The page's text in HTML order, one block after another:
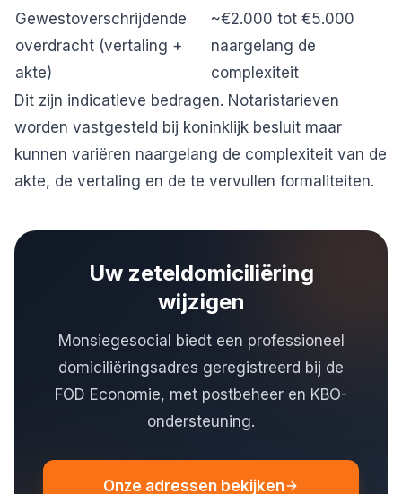
Gewestoverschrijdende
overdracht (vertaling +
akte)
~€2.000 tot €5.000
naargelang de
complexiteit
Dit zijn indicatieve bedragen. Notaristarieven
worden vastgesteld bij koninklijk besluit maar
kunnen variëren naargelang de complexiteit van de
akte, de vertaling en de te vervullen formaliteiten.
Uw zeteldomiciliëring
wijzigen
Monsiegesocial biedt een professioneel
domiciliëringsadres geregistreerd bij de
FOD Economie, met postbeheer en KBO-
ondersteuning.
Onze adressen bekijken